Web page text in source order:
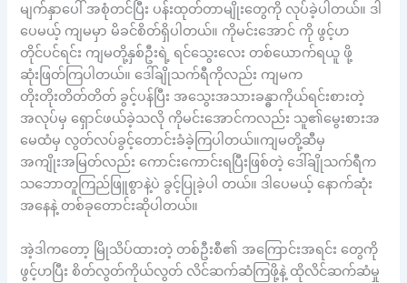
မျက်နှာပေါ် အစုံတင်ပြီး ပန်းထုတ်တာမျိုးတွေကို လုပ်ခဲ့ပါတယ်။ ဒါ
ပေမယ့် ကျမမှာ မိခင်စိတ်ရှိပါတယ်။ ကိုမင်းအောင် ကို ဖွင့်ဟ
တိုင်ပင်ရင်း ကျမတို့နှစ်ဦးရဲ့ ရင်သွေးလေး တစ်ယောက်ရယူ ဖို့
ဆုံးဖြတ်ကြပါတယ်။ ဒေါ်ချိုသက်ရီကိုလည်း ကျမက
တိုးတိုးတိတ်တိတ် ခွင့်ပန်ပြီး အသွေးအသားခန္ဓာကိုယ်ရင်းစားတဲ့
အလုပ်မှ ရှောင်ဖယ်ခဲ့သလို ကိုမင်းအောင်ကလည်း သူ၏မွေးစားအ
မေထံမှ လွတ်လပ်ခွင့်တောင်းခံခဲ့ကြပါတယ်။ကျမတို့ဆီမှ
အကျိုးအမြတ်လည်း ကောင်းကောင်းရပြီးဖြစ်တဲ့ ဒေါ်ချိုသက်ရီက
သဘောတူကြည်ဖြူစွာနဲ့ပဲ ခွင့်ပြုခဲ့ပါ တယ်။ ဒါပေမယ့် နောက်ဆုံး
အနေနဲ့ တစ်ခုတောင်းဆိုပါတယ်။
အဲ့ဒါကတော့ မြိုသိပ်ထားတဲ့ တစ်ဦးစီ၏ အကြောင်းအရင်း တွေကို
ဖွင့်ဟပြီး စိတ်လွတ်ကိုယ်လွတ် လိင်ဆက်ဆံကြဖို့နဲ့ ထိုလိင်ဆက်ဆံမှု